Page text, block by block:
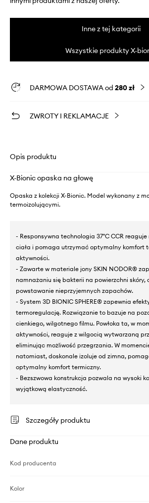
Inne z tej kategorii
Wszystkie produkty X-
DARMOWA DOSTAWA od 280 zł
ZWROTY I REKLAMACJE
Opis produktu
X-Bionic opaska na głowę
Opaska z kolekcji X-Bionic. Model wykonany z
termoizolującymi.
- Responsywna technologia 37°C CCR
ciała i pomaga utrzymać optymalny komfort
aktywności.
- Zawarte w materiale jony SKIN NODOR®
namnażaniu się bakterii na powierzchni skóry,
powstawanie nieprzyjemnych zapachów.
- System 3D BIONIC SPHERE® zapewnia
termoregulację. Rozwiązanie to bazuje na
cienkiego, wilgotnego filmu. Powłoka ta, w
aktywności, reaguje z wilgocią wytwarzaną
eliminując możliwość przegrzania. W
natomiast, doskonale izoluje od zimna,
optymalny komfort termiczny.
- Bezszwowa konstrukcja pozwala na wysoki
wyjątkową elastyczność.
Szczegóły produktu
Dane produktu
Kod producenta
Kolor